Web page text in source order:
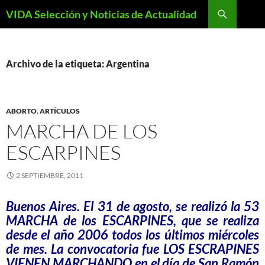
VIDA Selección y Noticias de Actualidad
Archivo de la etiqueta: Argentina
ABORTO,ARTÍCULOS
MARCHA DE LOS
ESCARPINES
2 SEPTIEMBRE, 2011
Buenos Aires. El 31 de agosto, se realizó la 53
MARCHA de los ESCARPINES, que se realiza
desde el año 2006 todos los últimos miércoles
de mes. La convocatoria fue LOS ESCRAPINES